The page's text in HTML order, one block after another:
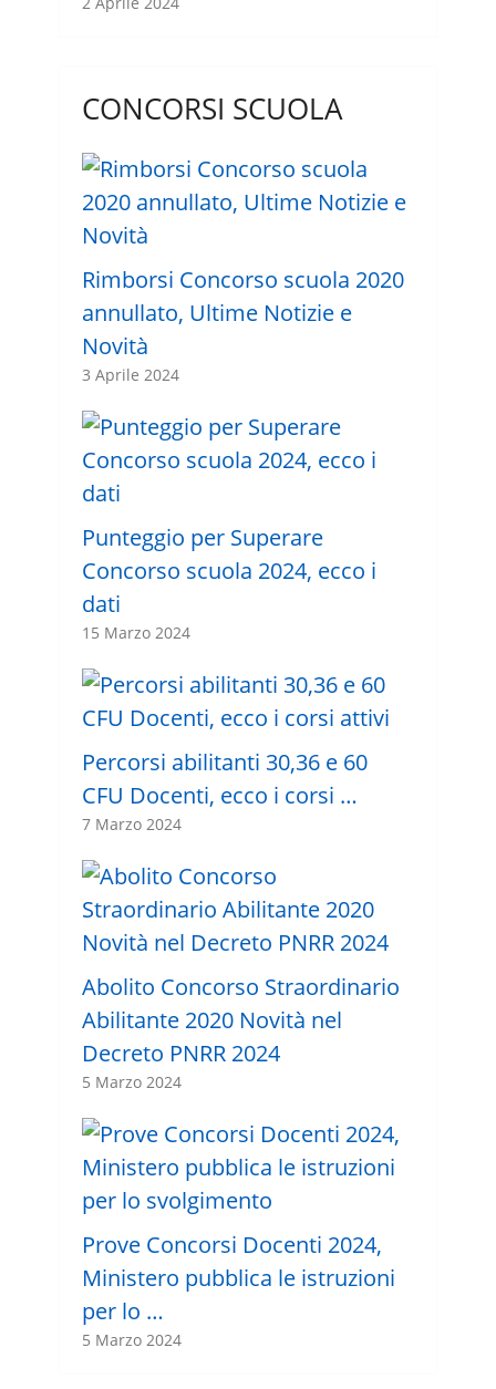
CONCORSI SCUOLA
Rimborsi Concorso scuola 2020
annullato, Ultime Notizie e
Novità
3 Aprile 2024
Punteggio per Superare
Concorso scuola 2024, ecco i
dati
15 Marzo 2024
Percorsi abilitanti 30,36 e 60
CFU Docenti, ecco i corsi …
7 Marzo 2024
Abolito Concorso Straordinario
Abilitante 2020 Novità nel
Decreto PNRR 2024
5 Marzo 2024
Prove Concorsi Docenti 2024,
Ministero pubblica le istruzioni
per lo …
5 Marzo 2024